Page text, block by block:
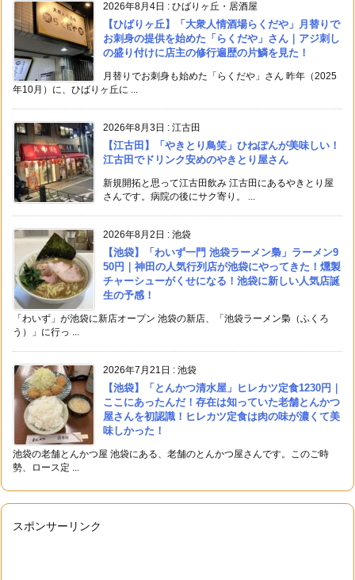
2026年8月4日 : ひばりヶ丘・居酒屋
【ひばりヶ丘】「大衆人情酒場らくだや」月替りで
お刺身の提供を始めた「らくだや」さん｜アジ刺し
の盛り付けに店主の修行遍歴の片鱗を見た！
月替りでお刺身も始めた「らくだや」さん 昨年（2025
年10月）に、ひばりヶ丘に ...
2026年8月3日 : 江古田
【江古田】「やきとり鳥笑」ひねぽんが美味しい！
江古田でドリンク安めのやきとり屋さん
新規開拓と思って江古田飲み 江古田にあるやきとり屋
さんです。病院の後にサク寄り。 ...
2026年8月2日 : 池袋
【池袋】「わいず一門 池袋ラーメン梟」ラーメン9
50円｜神田の人気行列店が池袋にやってきた！燻製
チャーシューがくせになる！池袋に新しい人気店誕
生の予感！
「わいず」が池袋に新店オープン 池袋の新店、「池袋ラーメン梟（ふくろ
う）」に行っ ...
2026年7月21日 : 池袋
【池袋】「とんかつ清水屋」ヒレカツ定食1230円｜
ここにあったんだ！存在は知っていた老舗とんかつ
屋さんを初認識！ヒレカツ定食は肉の味が濃くて美
味しかった！
池袋の老舗とんかつ屋 池袋にある、老舗のとんかつ屋さんです。このご時
勢、ロース定 ...
スポンサーリンク